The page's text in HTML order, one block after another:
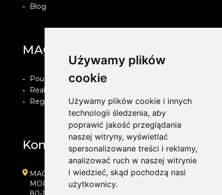
Używamy plików
cookie
Używamy plików cookie i innych
technologii śledzenia, aby
poprawić jakość przeglądania
naszej witryny, wyświetlać
spersonalizowane treści i reklamy,
analizować ruch w naszej witrynie
i wiedzieć, skąd pochodzą nasi
użytkownicy.
-
Blog
MAG Opony
-
Pouczenie o prawie do odstapienia od umowy
-
Realizacja zamówienia i formy płatności
-
Regulamin i Polityka prywatności
Kontakt
MAG Opony
MORENOWA 6